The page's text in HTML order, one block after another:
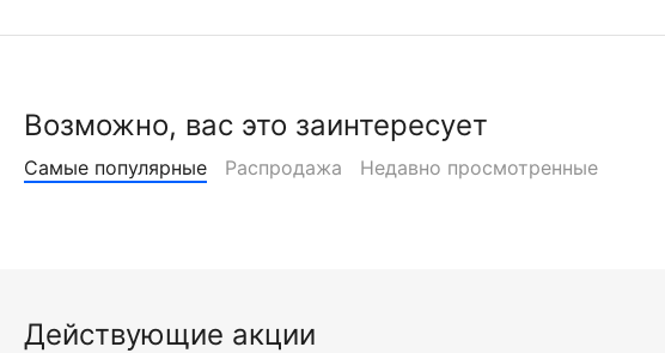
Возможно, вас это заинтересует
Самые популярные Распродажа Недавно просмотренные
Действующие акции